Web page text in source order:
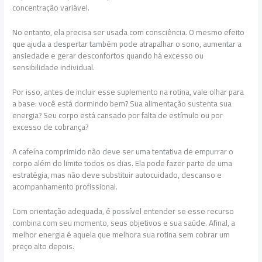
concentração variável.
No entanto, ela precisa ser usada com consciência. O mesmo efeito
que ajuda a despertar também pode atrapalhar o sono, aumentar a
ansiedade e gerar desconfortos quando há excesso ou
sensibilidade individual.
Por isso, antes de incluir esse suplemento na rotina, vale olhar para
a base: você está dormindo bem? Sua alimentação sustenta sua
energia? Seu corpo está cansado por falta de estímulo ou por
excesso de cobrança?
A cafeína comprimido não deve ser uma tentativa de empurrar o
corpo além do limite todos os dias. Ela pode fazer parte de uma
estratégia, mas não deve substituir autocuidado, descanso e
acompanhamento profissional.
Com orientação adequada, é possível entender se esse recurso
combina com seu momento, seus objetivos e sua saúde. Afinal, a
melhor energia é aquela que melhora sua rotina sem cobrar um
preço alto depois.